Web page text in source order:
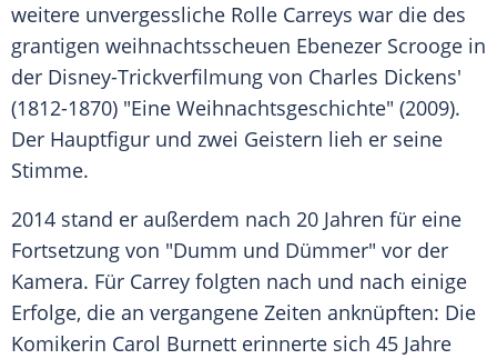
weitere unvergessliche Rolle Carreys war die des
grantigen weihnachtsscheuen Ebenezer Scrooge in
der Disney-Trickverfilmung von Charles Dickens'
(1812-1870) "Eine Weihnachtsgeschichte" (2009).
Der Hauptfigur und zwei Geistern lieh er seine
Stimme.
2014 stand er außerdem nach 20 Jahren für eine
Fortsetzung von "Dumm und Dümmer" vor der
Kamera. Für Carrey folgten nach und nach einige
Erfolge, die an vergangene Zeiten anknüpften: Die
Komikerin Carol Burnett erinnerte sich 45 Jahre